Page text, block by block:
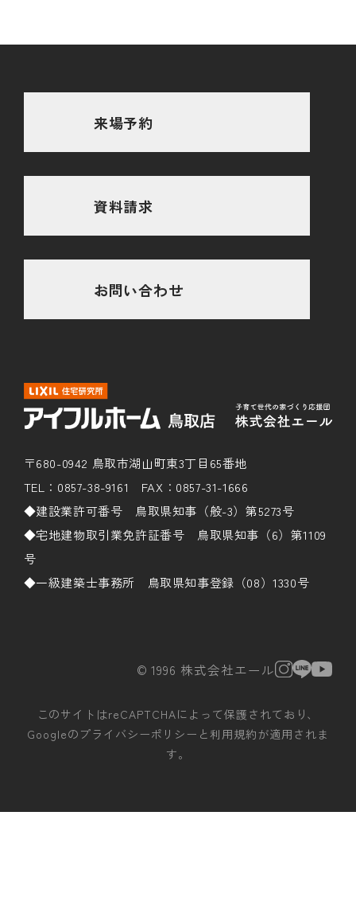
来場予約
資料請求
お問い合わせ
〒680-0942 鳥取市湖山町東3丁目65番地
TEL：0857-38-9161 FAX：0857-31-1666
◆建設業許可番号 鳥取県知事（般-3）第5273号
◆宅地建物取引業免許証番号 鳥取県知事（6）第1109
号
◆一級建築士事務所 鳥取県知事登録（08）1330号
© 1996 株式会社エール
このサイトはreCAPTCHAによって保護されており、
Googleの プライバシーポリシー と利用規約が適用されま
す。